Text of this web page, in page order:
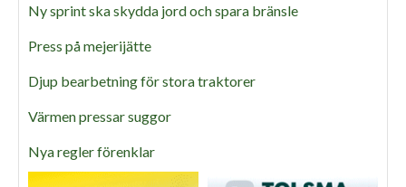
Ny sprint ska skydda jord och spara bränsle
Press på mejerijätte
Djup bearbetning för stora traktorer
Värmen pressar suggor
Nya regler förenklar